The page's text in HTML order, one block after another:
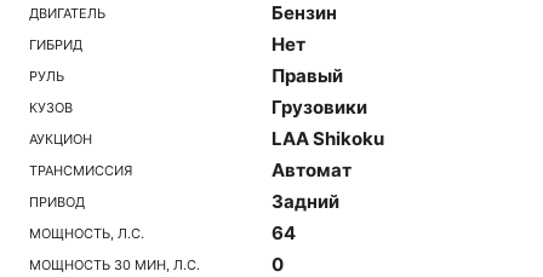
ДВИГАТЕЛЬ Бензин
ГИБРИД Нет
РУЛЬ Правый
КУЗОВ Грузовики
АУКЦИОН LAA Shikoku
ТРАНСМИССИЯ Автомат
ПРИВОД Задний
МОЩНОСТЬ, Л.С. 64
МОЩНОСТЬ 30 МИН, Л.С. 0